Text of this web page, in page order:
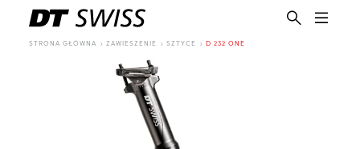
STRONA GŁÓWNA ZAWIESZENIE SZTYCE D 232 ONE